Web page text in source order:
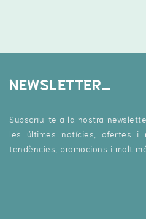
NEWSLETTER
Subscriu-te a la nostra
les últimes notícies, ofertes i
tendències, promocions i molt